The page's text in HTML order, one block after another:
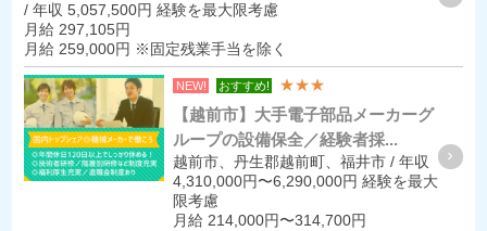
/ 年収 5,057,500円 経験を最大限考慮
月給 297,105円
月給 259,000円 ※固定残業手当を除く
NEW! おすすめ! ★★★
【越前市】大手電子部品メーカーグ
ループの設備保全／経験者採...
越前市、丹生郡越前町、福井市 / 年収
4,310,000円〜6,290,000円 経験を最大
限考慮
月給 214,000円〜314,700円